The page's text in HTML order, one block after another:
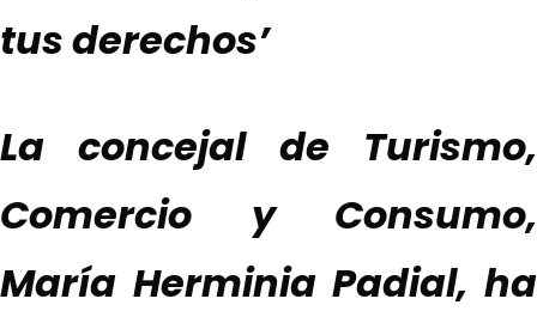
tus derechos’
La concejal de Turismo,
Comercio y Consumo,
María Herminia Padial, ha